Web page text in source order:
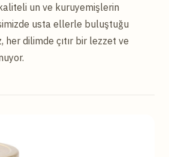
kaliteli un ve kuruyemişlerin
usta ellerle buluştuğu
dilimde çıtır bir lezzet ve